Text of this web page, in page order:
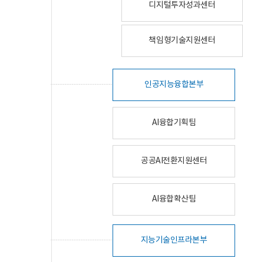
디지털투자성과센터
책임형기술지원센터
인공지능융합본부
AI융합기획팀
공공AI전환지원센터
AI융합확산팀
지능기술인프라본부